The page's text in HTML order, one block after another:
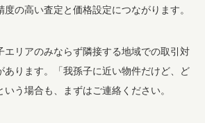
の高い査定と価格設定につながります。
エリアのみならず隣接する地域での取引対
あります。「我孫子に近い物件だけど、ど
う場合も、まずはご連絡ください。